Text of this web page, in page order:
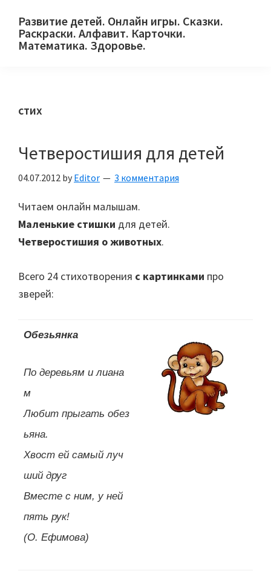
primary
main
primary
Развитие детей. Онлайн игры. Сказки.
Раскраски. Алфавит. Карточки.
Математика. Здоровье.
и
родителей.
стих
Четверостишия для детей
04.07.2012 by Editor 3 комментария
Читаем онлайн малышам.
Маленькие стишки для детей.
Четверостишия о животных.
Всего 24 стихотворения с картинками про
зверей:
Обезьянка
По деревьям и лиана
м
Любит прыгать обез
ьяна.
Хвост ей самый луч
ший друг
Вместе с ним, у ней
пять рук!
(О. Ефимова)